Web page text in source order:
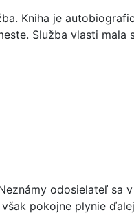
Kniha je
Služba vlasti
odosielateľ
pokojne plynie